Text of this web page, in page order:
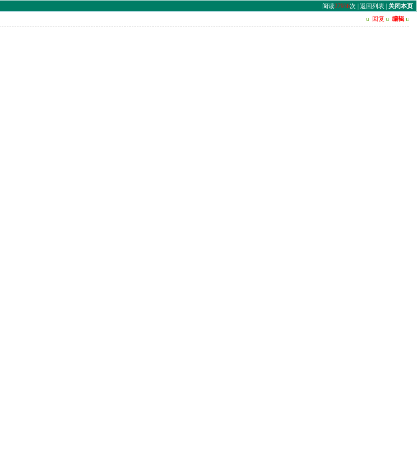
阅读27936次 | 返回列表| 关闭本页
u 回复 u 编辑 u